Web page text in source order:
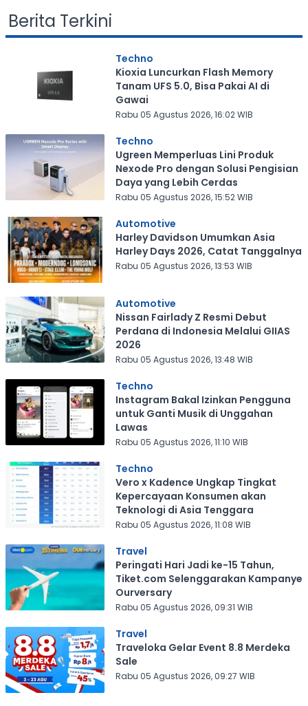
Berita Terkini
Techno
Kioxia Luncurkan Flash Memory
Tanam UFS 5.0, Bisa Pakai AI di
Gawai
Rabu 05 Agustus 2026, 16:02 WIB
Techno
Ugreen Memperluas Lini Produk
Nexode Pro dengan Solusi Pengisian
Daya yang Lebih Cerdas
Rabu 05 Agustus 2026, 15:52 WIB
Automotive
Harley Davidson Umumkan Asia
Harley Days 2026, Catat Tanggalnya
Rabu 05 Agustus 2026, 13:53 WIB
Automotive
Nissan Fairlady Z Resmi Debut
Perdana di Indonesia Melalui GIIAS
2026
Rabu 05 Agustus 2026, 13:48 WIB
Techno
Instagram Bakal Izinkan Pengguna
untuk Ganti Musik di Unggahan
Lawas
Rabu 05 Agustus 2026, 11:10 WIB
Techno
Vero x Kadence Ungkap Tingkat
Kepercayaan Konsumen akan
Teknologi di Asia Tenggara
Rabu 05 Agustus 2026, 11:08 WIB
Travel
Peringati Hari Jadi ke-15 Tahun,
Tiket.com Selenggarakan Kampanye
Ourversary
Rabu 05 Agustus 2026, 09:31 WIB
Travel
Traveloka Gelar Event 8.8 Merdeka
Sale
Rabu 05 Agustus 2026, 09:27 WIB